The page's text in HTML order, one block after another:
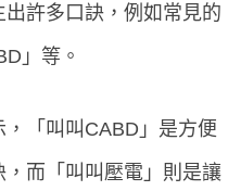
許多口訣，例如常見的
」等。
「叫叫CABD」是方便
而「叫叫壓電」則是讓